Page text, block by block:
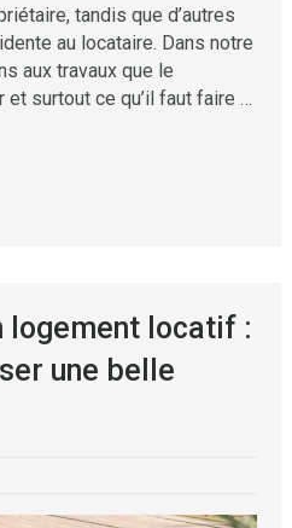
tandis que d’autres
au locataire. Dans notre
aux travaux que le
surtout ce qu’il faut faire …
logement locatif :
une belle